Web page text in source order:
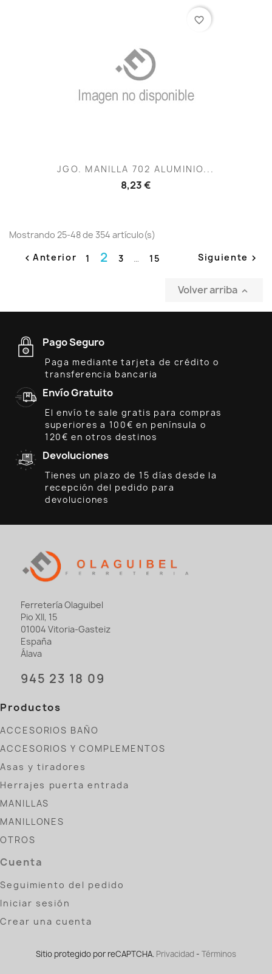
JGO. MANILLA 702 ALUMINIO...
8,23 €
favorite_border
Mostrando 25-48 de 354 artículo(s)
 Anterior 1 2 3 … 15 Siguiente 
Volver arriba 
Pago Seguro
Paga mediante tarjeta de crédito o
transferencia bancaria
Envío Gratuito
El envío te sale gratis para compras
superiores a 100€ en península o
120€ en otros destinos
Devoluciones
Tienes un plazo de 15 días desde la
recepción del pedido para
devoluciones
Ferretería Olaguibel
Pio XII, 15
01004 Vitoria-Gasteiz
España
Álava
945 23 18 09
Productos
ACCESORIOS BAÑO
ACCESORIOS Y COMPLEMENTOS
Asas y tiradores
Herrajes puerta entrada
MANILLAS
MANILLONES
OTROS
Cuenta
Seguimiento del pedido
Iniciar sesión
Crear una cuenta
Sitio protegido por reCAPTCHA. Privacidad - Términos